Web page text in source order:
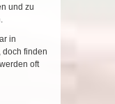
und zu
in
doch finden
oft